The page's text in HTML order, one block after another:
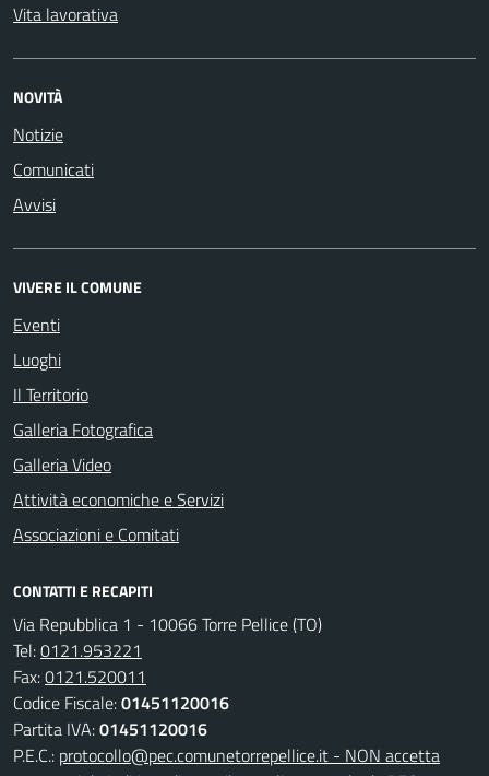
Vita lavorativa
NOVITÀ
Notizie
Comunicati
Avvisi
VIVERE IL COMUNE
Eventi
Luoghi
Il Territorio
Galleria Fotografica
Galleria Video
Attività economiche e Servizi
Associazioni e Comitati
CONTATTI E RECAPITI
Via Repubblica 1 - 10066 Torre Pellice (TO)
Tel:0121.953221
Fax:0121.520011
Codice Fiscale:01451120016
Partita IVA:01451120016
P.E.C.: protocollo@pec.comunetorrepellice.it - NON accetta